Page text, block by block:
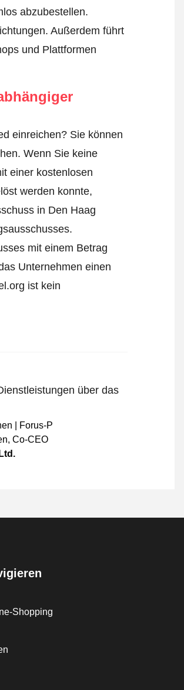
abzubestellen.
Außerdem führt
und Plattformen
einreichen? Sie können
. Wenn Sie keine
einer kostenlosen
werden konnte,
in Den Haag
mit einem Betrag
Unternehmen einen
ist kein
über das
, Co-CEO
Shopping